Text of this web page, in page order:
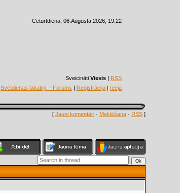
Ceturtdiena, 06.Augustā.2026, 19:22
Sveicināti Viesis | RSS
Svētdienas lakatiņi. - Forums | Reģistrācija | Ieeja
[ Jauni komentāri · Meklēšana · RSS ]